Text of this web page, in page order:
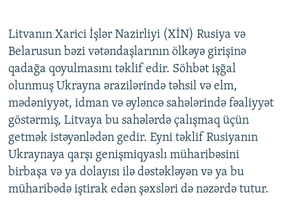
Litvanın Xarici İşlər Nazirliyi (XİN) Rusiya və
Belarusun bəzi vətəndaşlarının ölkəyə girişinə
qadağa qoyulmasını təklif edir. Söhbət işğal
olunmuş Ukrayna ərazilərində təhsil və elm,
mədəniyyət, idman və əyləncə sahələrində fəaliyyət
göstərmiş, Litvaya bu sahələrdə çalışmaq üçün
getmək istəyənlədən gedir. Eyni təklif Rusiyanın
Ukraynaya qarşı genişmiqyaslı müharibəsini
birbaşa və ya dolayısı ilə dəstəkləyən və ya bu
müharibədə iştirak edən şəxsləri də nəzərdə tutur.